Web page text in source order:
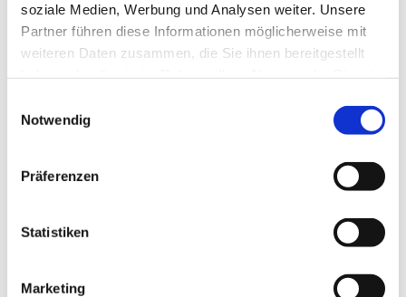
soziale Medien, Werbung und Analysen weiter. Unsere
Partner führen diese Informationen möglicherweise mit
weiteren Daten zusammen, die Sie ihnen bereitgestellt
Notwendig
Präferenzen
Statistiken
Marketing
Dies könnte Sie auch